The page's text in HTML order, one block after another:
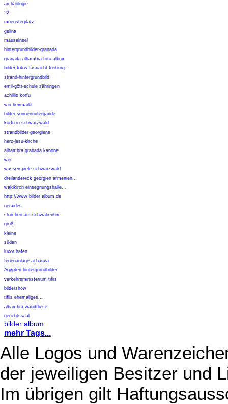
archäologie
22.
muensterplatz
gelina
mäuseinsel
hintergrundbilder-granada
granada alhambra foto album
bilder,fotos fasnacht freiburg...
strand-hintergrundbild
emil-gött-schule zähringen
achillio korfu
wochenmarkt
bilder,sonnenuntergände
korfu in schwarzwald
strandbilder georgiens
herz-jesu-kirche
alhambra granada kanone
wer
wasserspiele schwarzwald
dreiländereck georgien armenien...
waldkirch einsegnungshalle...
http://www.bilder album.de
neraides
storchen am schwabentor
groß
kleine
süden
luxor hafen
ferienanlage acharavi
Ägypten hintergrundbilder
verkehrsministerium tiflis
bildershow
tiflis ehemaliges...
alhambra wandfliese
gerichtssaal
bilder album
mehr Tags...
Alle Logos und
der jeweiligen Besitzer und
Im übrigen gilt